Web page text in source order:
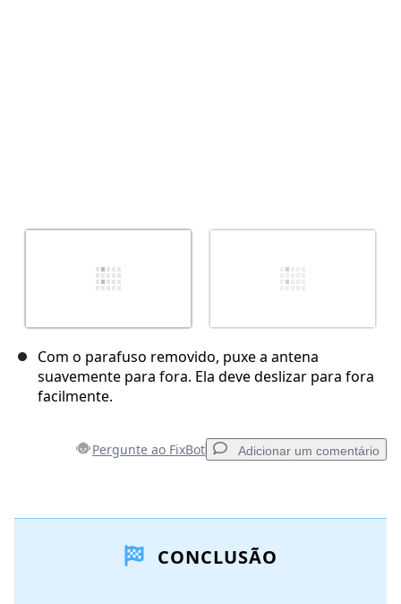
Com o parafuso removido, puxe a antena
suavemente para fora. Ela deve deslizar para fora
facilmente.
Pergunte ao FixBot Adicionar um comentário
CONCLUSÃO